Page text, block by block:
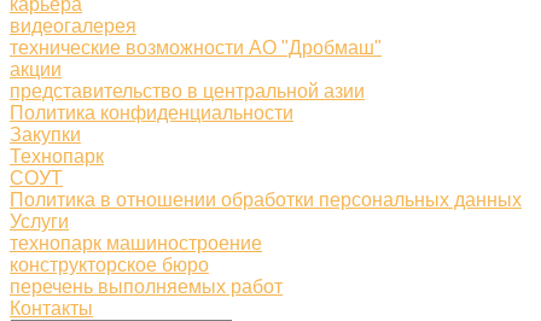
карьера
видеогалерея
технические возможности АО "Дробмаш"
акции
представительство в центральной азии
Политика конфиденциальности
Закупки
Технопарк
СОУТ
Политика в отношении обработки персональных данных
Услуги
технопарк машиностроение
конструкторское бюро
перечень выполняемых работ
Контакты